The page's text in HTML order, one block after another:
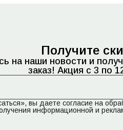
Получите
на наши новости и
заказ! Акция с 3 по
вы даете согласие на
информационной и